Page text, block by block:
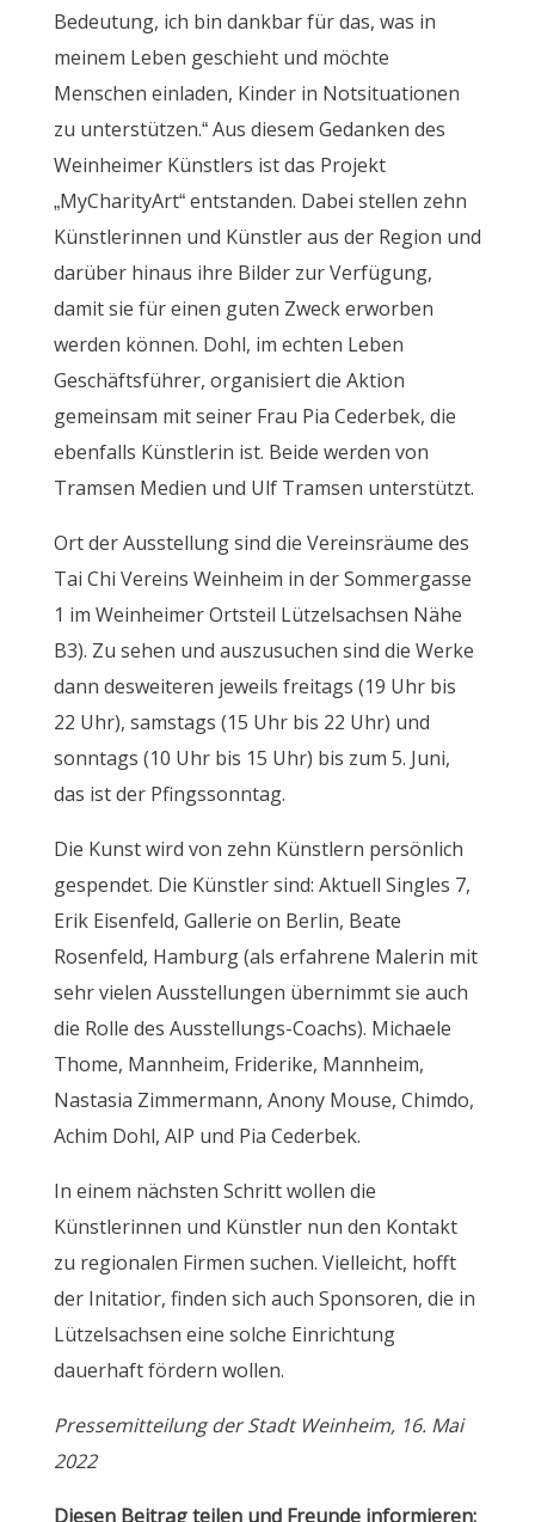
Bedeutung, ich bin dankbar für das, was in
meinem Leben geschieht und möchte
Menschen einladen, Kinder in Notsituationen
zu unterstützen.“ Aus diesem Gedanken des
Weinheimer Künstlers ist das Projekt
„MyCharityArt“ entstanden. Dabei stellen zehn
Künstlerinnen und Künstler aus der Region und
darüber hinaus ihre Bilder zur Verfügung,
damit sie für einen guten Zweck erworben
werden können. Dohl, im echten Leben
Geschäftsführer, organisiert die Aktion
gemeinsam mit seiner Frau Pia Cederbek, die
ebenfalls Künstlerin ist. Beide werden von
Tramsen Medien und Ulf Tramsen unterstützt.
Ort der Ausstellung sind die Vereinsräume des
Tai Chi Vereins Weinheim in der Sommergasse
1 im Weinheimer Ortsteil Lützelsachsen Nähe
B3). Zu sehen und auszusuchen sind die Werke
dann desweiteren jeweils freitags (19 Uhr bis
22 Uhr), samstags (15 Uhr bis 22 Uhr) und
sonntags (10 Uhr bis 15 Uhr) bis zum 5. Juni,
das ist der Pfingssonntag.
Die Kunst wird von zehn Künstlern persönlich
gespendet. Die Künstler sind: Aktuell Singles 7,
Erik Eisenfeld, Gallerie on Berlin, Beate
Rosenfeld, Hamburg (als erfahrene Malerin mit
sehr vielen Ausstellungen übernimmt sie auch
die Rolle des Ausstellungs-Coachs). Michaele
Thome, Mannheim, Friderike, Mannheim,
Nastasia Zimmermann, Anony Mouse, Chimdo,
Achim Dohl, AIP und Pia Cederbek.
In einem nächsten Schritt wollen die
Künstlerinnen und Künstler nun den Kontakt
zu regionalen Firmen suchen. Vielleicht, hofft
der Initatior, finden sich auch Sponsoren, die in
Lützelsachsen eine solche Einrichtung
dauerhaft fördern wollen.
Pressemitteilung der Stadt Weinheim, 16. Mai
2022
Diesen Beitrag teilen und Freunde informieren: